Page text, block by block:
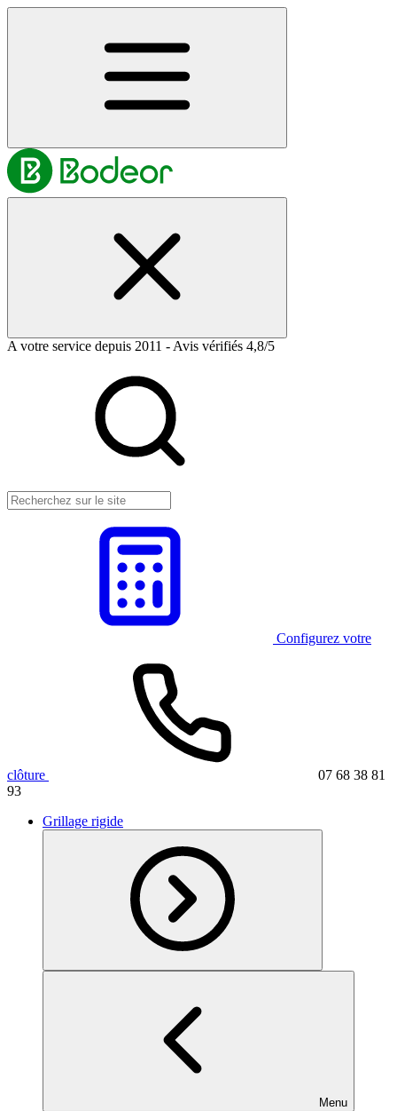
A votre service depuis 2011 - Avis vérifiés 4,8/5
Configurez votre
clôture
07 68 38 81
93
Grillage rigide
Menu